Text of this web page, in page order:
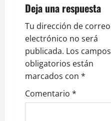
ó
n
d
e
e
Deja una respuesta
Tu dirección de correo
electrónico no será
publicada. Los campos
obligatorios están
marcados con *
Comentario *